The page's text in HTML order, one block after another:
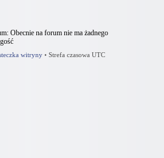
Obecnie na forum nie ma żadnego
witryny • Strefa czasowa UTC